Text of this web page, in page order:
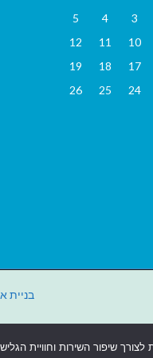
3
4
5
10
11
12
17
18
19
24
25
26
בניית
שיפור השירות וחוויית